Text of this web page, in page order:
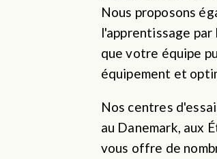
Nous proposons
l'apprentissage
que votre équipe
équipement et
Nos centres
au Danemark, aux
vous offre de